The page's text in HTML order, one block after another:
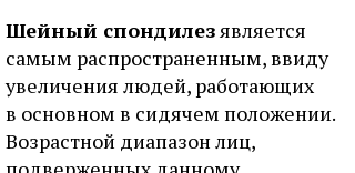
Шейный спондилезявляется
самым распространенным, ввиду
увеличения людей, работающих
в основном в сидячем положении.
Возрастной диапазон лиц,